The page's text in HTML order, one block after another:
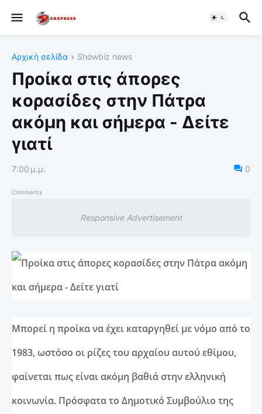
Αρχική σελίδα Showbiz news
Προίκα στις άπορες
κορασίδες στην Πάτρα
ακόμη και σήμερα - Δείτε
γιατί
7:00 μ.μ. 0
Comments
Responsive Advertisement
Μπορεί η προίκα να έχει καταργηθεί με νόμο από το
1983, ωστόσο οι ρίζες του αρχαίου αυτού εθίμου,
φαίνεται πως είναι ακόμη βαθιά στην ελληνική
κοινωνία. Πρόσφατα το Δημοτικό Συμβούλιο της